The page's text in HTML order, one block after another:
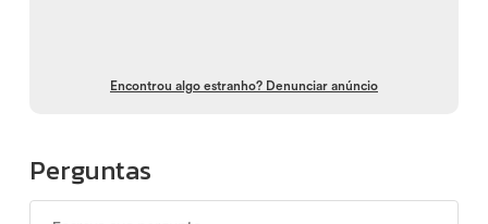
Perguntas
Encontrou algo estranho? Denunciar anúncio